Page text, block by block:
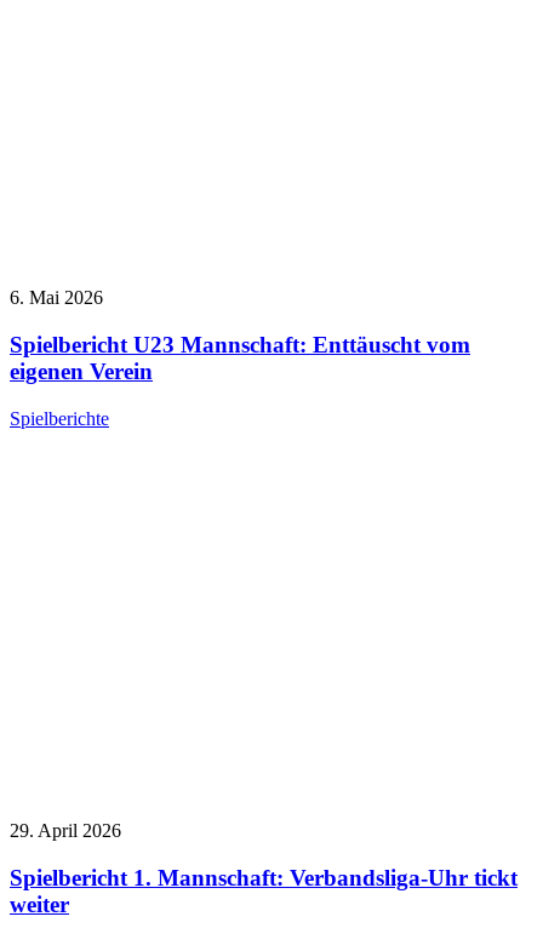
6. Mai 2026
Spielbericht U23 Mannschaft: Enttäuscht vom
eigenen Verein
Spielberichte
29. April 2026
Spielbericht 1. Mannschaft: Verbandsliga-Uhr tickt
weiter